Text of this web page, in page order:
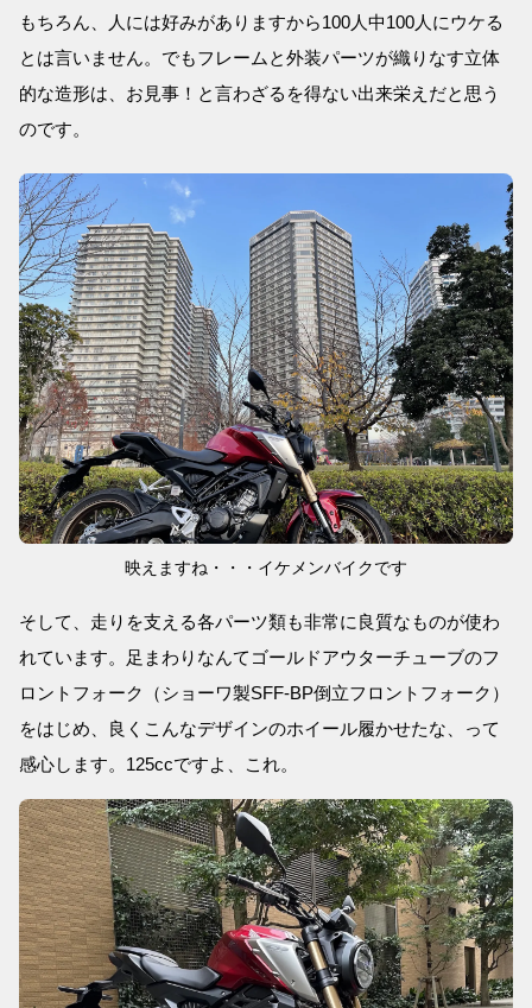
もちろん、人には好みがありますから100人中100人にウケる
とは言いません。でもフレームと外装パーツが織りなす立体
的な造形は、お見事！と言わざるを得ない出来栄えだと思う
のです。
映えますね・・・イケメンバイクです
そして、走りを支える各パーツ類も非常に良質なものが使わ
れています。足まわりなんてゴールドアウターチューブのフ
ロントフォーク（ショーワ製SFF-BP倒立フロントフォーク）
をはじめ、良くこんなデザインのホイール履かせたな、って
感心します。125ccですよ、これ。